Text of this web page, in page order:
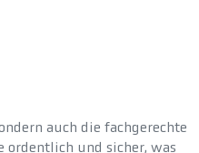
auch die fachgerechte
ordentlich und sicher, was